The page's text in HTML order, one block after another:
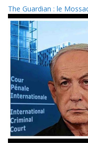
The Guardian : le